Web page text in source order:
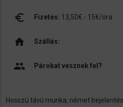
euro_symbol Fizetés: 13,50€ - 15€/óra
home Szállás:
people Párokat vesznek fel?
Hosszú távú munka, német